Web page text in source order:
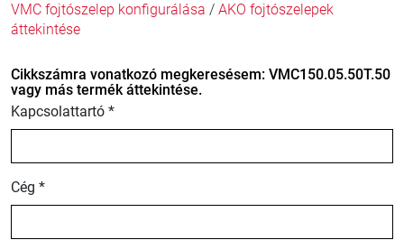
VMC fojtószelep konfigurálása / AKO fojtószelepek
áttekintése
Cikkszámra vonatkozó megkeresésem: VMC150.05.50T.50
vagy más termék áttekintése.
Kapcsolattartó *
Cég *